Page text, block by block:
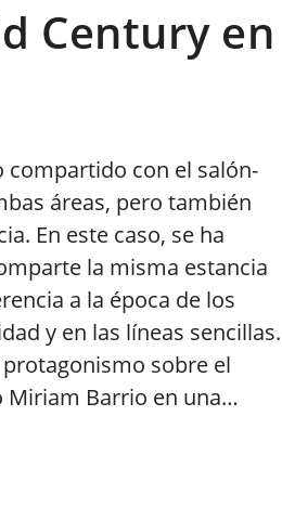
Century en
compartido con el salón-
áreas, pero también
En este caso, se ha
la misma estancia
a la época de los
y en las líneas sencillas.
sobre el
Miriam Barrio en una…